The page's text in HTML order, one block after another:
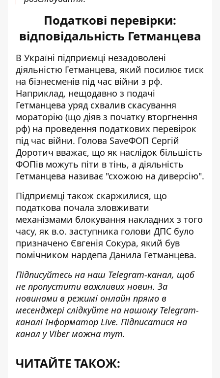
Податкові перевірки:
відповідальність Гетманцева
В Україні підприємці незадоволені
діяльністю Гетманцева, який посилює тиск
на бізнесменів під час війни з рф.
Наприклад, нещодавно з подачі
Гетманцева уряд схвалив скасування
мораторію (що діяв з початку вторгнення
рф) на проведення податкових перевірок
під час війни. Голова SaveФОП Сергій
Доротич вважає, що як наслідок більшість
ФОПів можуть піти в тінь, а діяльність
Гетманцева називає "схожою на диверсію".
Підприємці також скаржилися, що
податкова почала зловживати
механізмами блокування накладних з того
часу, як в.о. заступника голови ДПС було
призначено Євгенія Сокура, який був
помічником нардепа Данила Гетманцева.
Підписуйтесь на наш Telegram-канал, щоб
не пропустити важливих новин. За
новинами в режимі онлайн прямо в
месенджері слідкуйте на нашому Telegram-
каналі Інформатор Live. Підписатися на
канал у Viber можна тут.
ЧИТАЙТЕ ТАКОЖ: